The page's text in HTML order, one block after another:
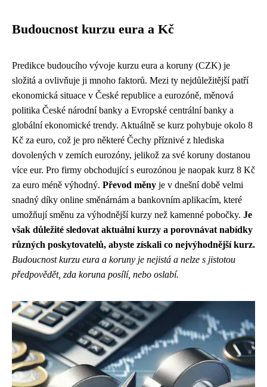
Budoucnost kurzu eura a Kč
Predikce budoucího vývoje kurzu eura a koruny (CZK) je
složitá a ovlivňuje ji mnoho faktorů. Mezi ty nejdůležitější patří
ekonomická situace v České republice a eurozóně, měnová
politika České národní banky a Evropské centrální banky a
globální ekonomické trendy. Aktuálně se kurz pohybuje okolo 8
Kč za euro, což je pro některé Čechy příznivé z hlediska
dovolených v zemích eurozóny, jelikož za své koruny dostanou
více eur. Pro firmy obchodující s eurozónou je naopak kurz 8 Kč
za euro méně výhodný. Převod měny je v dnešní době velmi
snadný díky online směnárnám a bankovním aplikacím, které
umožňují směnu za výhodnější kurzy než kamenné pobočky. Je
však důležité sledovat aktuální kurzy a porovnávat nabídky
různých poskytovatelů, abyste získali co nejvýhodnější kurz.
Budoucnost kurzu eura a koruny je nejistá a nelze s jistotou
předpovědět, zda koruna posílí, nebo oslabí.